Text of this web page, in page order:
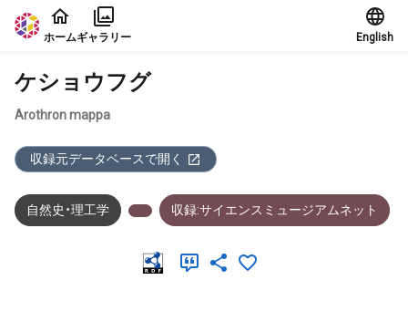
本文に飛ぶ
ホームギャラリー English
ケショウフグ
Arothron mappa
収録元データベースで開く
自然史・理工学 収録:サイエンスミュージアムネット